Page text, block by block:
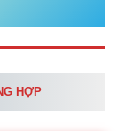
HỢP